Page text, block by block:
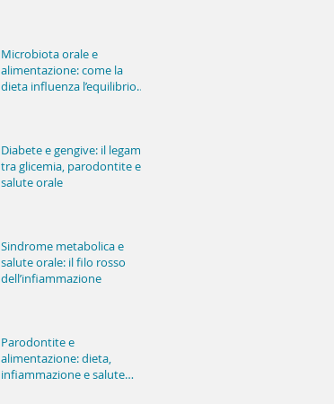
Microbiota orale e
alimentazione: come la
dieta influenza l’equilibrio
Diabete e gengive: il legame
tra glicemia, parodontite e
salute orale
Sindrome metabolica e
salute orale: il filo rosso
dell’infiammazione
Parodontite e
alimentazione: dieta,
infiammazione e salute